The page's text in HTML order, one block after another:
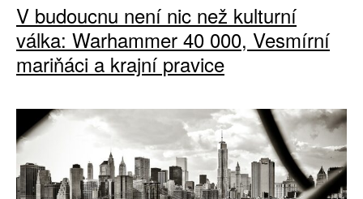
V budoucnu není nic než kulturní
válka: Warhammer 40 000, Vesmírní
mariňáci a krajní pravice